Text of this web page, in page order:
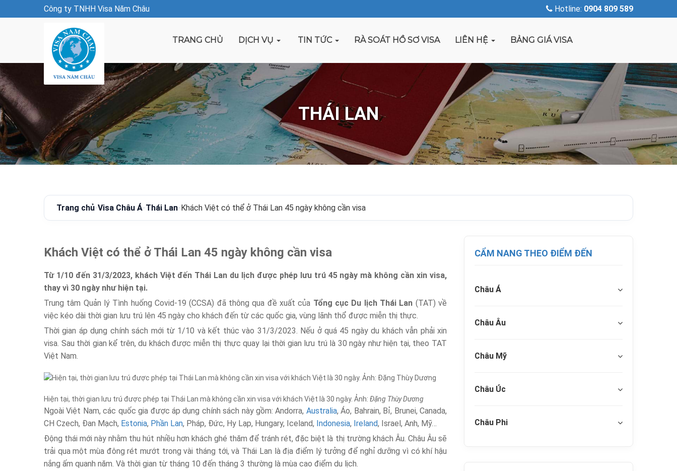
Công ty TNHH Visa Năm Châu Hotline: 0904 809 589
TRANG CHỦ DỊCH VỤ TIN TỨC RÀ SOÁT HỒ SƠ VISA LIÊN HỆ BẢNG GIÁ VISA
THÁI LAN
Trang chủ-Visa Châu Á-Thái Lan- Khách Việt có thể ở Thái Lan 45 ngày không cần visa
Khách Việt có thể ở Thái Lan 45 ngày không cần visa
Từ 1/10 đến 31/3/2023, khách Việt đến Thái Lan du lịch được phép lưu trú 45 ngày mà không cần xin visa,
thay vì 30 ngày như hiện tại.
Trung tâm Quản lý Tình huống Covid-19 (CCSA) đã thông qua đề xuất của Tổng cục Du lịch Thái Lan (TAT) về
việc kéo dài thời gian lưu trú lên 45 ngày cho khách đến từ các quốc gia, vùng lãnh thổ được miễn thị thực.
Thời gian áp dụng chính sách mới từ 1/10 và kết thúc vào 31/3/2023. Nếu ở quá 45 ngày du khách vẫn phải xin
visa. Sau thời gian kể trên, du khách được miễn thị thực quay lại thời gian lưu trú là 30 ngày như hiện tại, theo TAT
Việt Nam.
Hiện tại, thời gian lưu trú được phép tại Thái Lan mà không cần xin visa với khách Việt là 30 ngày. Ảnh: Đặng Thùy Dương
Ngoài Việt Nam, các quốc gia được áp dụng chính sách này gồm: Andorra, Australia, Áo, Bahrain, Bỉ, Brunei, Canada,
CH Czech, Đan Mạch, Estonia, Phần Lan, Pháp, Đức, Hy Lạp, Hungary, Iceland, Indonesia, Ireland, Israel, Anh, Mỹ…
Động thái mới này nhằm thu hút nhiều hơn khách ghé thăm để tránh rét, đặc biệt là thị trường khách Âu. Châu Âu sẽ
trải qua một mùa đông rét mướt trong vài tháng tới, và Thái Lan là địa điểm lý tưởng để nghỉ dưỡng vì có khí hậu
nắng ấm quanh năm. Và thời gian từ tháng 10 đến tháng 3 thường là mùa cao điểm du lịch.
CẨM NANG THEO ĐIỂM ĐẾN
Châu Á
Châu Âu
Châu Mỹ
Châu Úc
Châu Phi